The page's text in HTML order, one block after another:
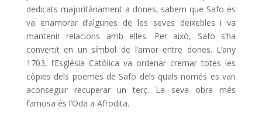
dedicats majoritàriament a dones, sabem que Safo es
va enamorar d’algunes de les seves deixebles i va
mantenir relacions amb elles. Per això, Safo s’ha
convertit en un símbol de l’amor entre dones. L’any
1703, l’Església Catòlica va ordenar cremar totes les
còpies dels poemes de Safo dels quals només es van
aconseguir recuperar un terç. La seva obra més
famosa és l’Oda a Afrodita.